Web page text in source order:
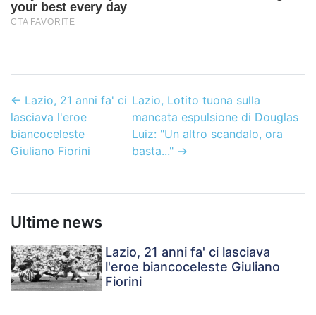
← Lazio, 21 anni fa' ci
lasciava l'eroe
biancoceleste
Giuliano Fiorini
Lazio, Lotito tuona sulla
mancata espulsione di Douglas
Luiz: "Un altro scandalo, ora
basta..."→
Ultime news
Lazio, 21 anni fa' ci lasciava
l'eroe biancoceleste Giuliano
Fiorini